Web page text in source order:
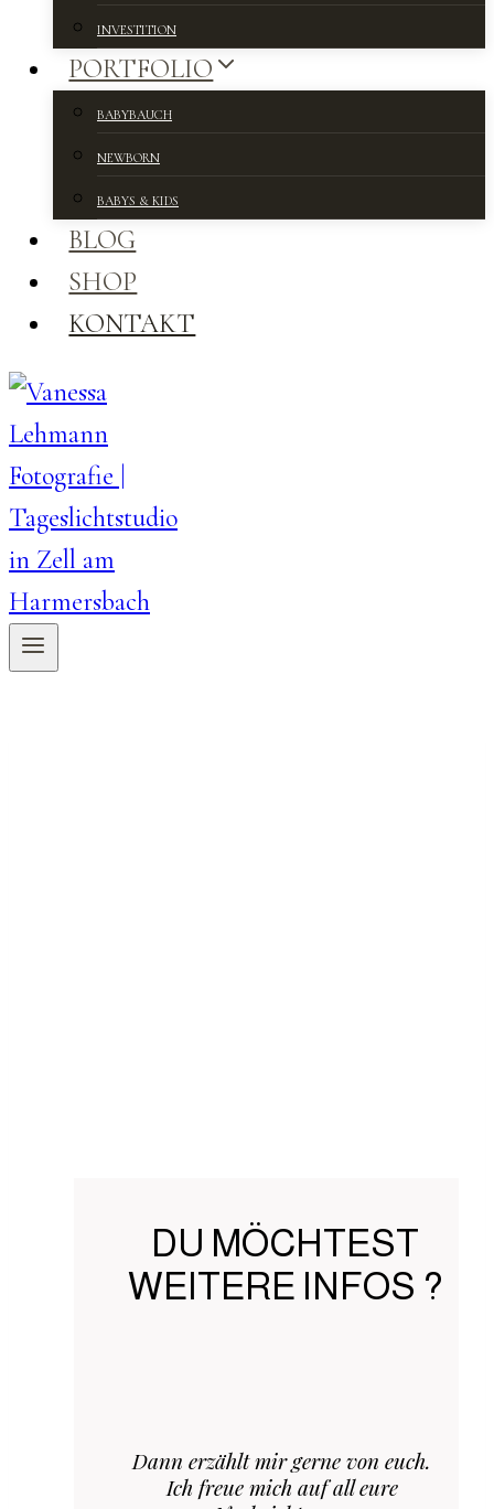
INVESTITION
PORTFOLIO
BABYBAUCH
NEWBORN
BABYS & KIDS
BLOG
SHOP
KONTAKT
DU MÖCHTEST
WEITERE INFOS ?
Dann erzählt mir gerne von euch.
Ich freue mich auf all eure